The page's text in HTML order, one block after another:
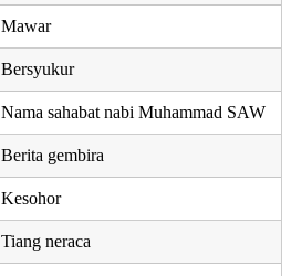
Mawar
Bersyukur
Nama sahabat nabi Muhammad SAW
Berita gembira
Kesohor
Tiang neraca